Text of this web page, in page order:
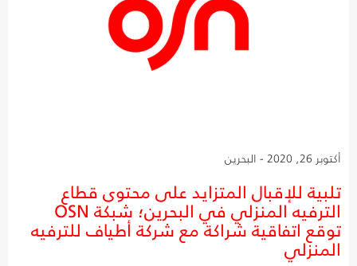
أكتوبر 26, 2020 - البحرين
تلبية للإقبال المتزايد على محتوى قطاع
الترفيه المنزلي في البحرين؛ شبكة OSN
توقع اتفاقية شراكة مع شركة أطياف للترفيه
المنزلي